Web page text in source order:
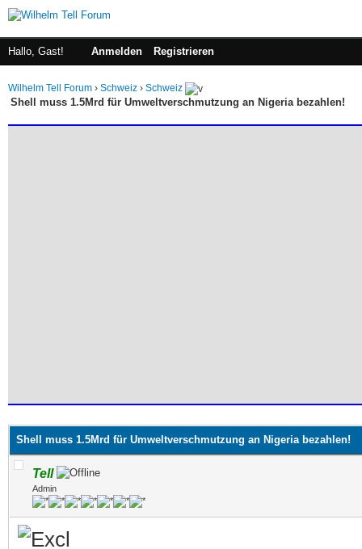
Hallo, Gast! Anmelden Registrieren
Wilhelm Tell Forum › Schweiz › Schweiz
Shell muss 1.5Mrd für Umweltverschmutzung an Nigeria bezahlen!
Shell muss 1.5Mrd für Umweltverschmutzung an Nigeria bezahlen!
Tell
Admin